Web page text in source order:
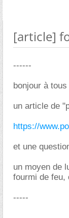
[article]
------
bonjour à
un article de
https://
et une
un moyen de
fourmi de feu,
-----